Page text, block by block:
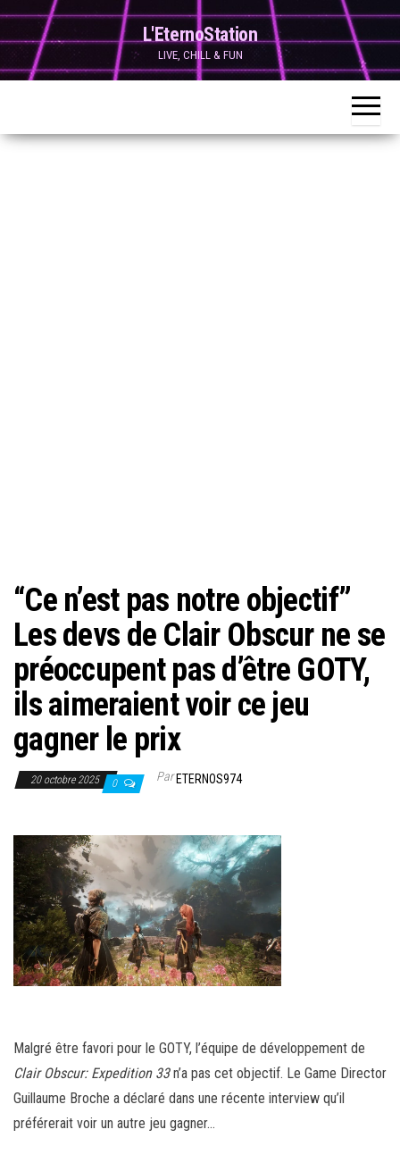
Skip
to
content
L'EternoStation
LIVE, CHILL & FUN
“Ce n’est pas notre objectif”
Les devs de Clair Obscur ne se
préoccupent pas d’être GOTY,
ils aimeraient voir ce jeu
gagner le prix
20 octobre 2025 0 ParETERNOS974
Malgré être favori pour le GOTY, l’équipe de développement de
Clair Obscur: Expedition 33n’a pas cet objectif. Le Game Director
Guillaume Broche a déclaré dans une récente interview qu’il
préférerait voir un autre jeu gagner…